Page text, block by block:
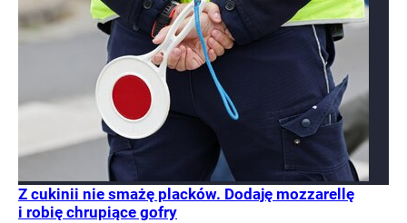
Z cukinii nie smażę placków. Dodaję mozzarellę
i robię chrupiące gofry